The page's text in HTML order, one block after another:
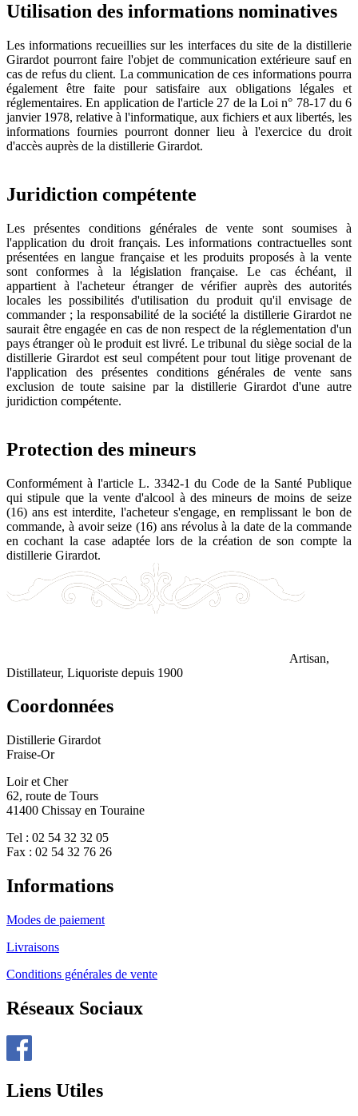
Utilisation des informations nominatives
Les informations recueillies sur les interfaces du site de la distillerie
Girardot pourront faire l'objet de communication extérieure sauf en
cas de refus du client. La communication de ces informations pourra
également être faite pour satisfaire aux obligations légales et
réglementaires. En application de l'article 27 de la Loi n° 78-17 du 6
janvier 1978, relative à l'informatique, aux fichiers et aux libertés, les
informations fournies pourront donner lieu à l'exercice du droit
d'accès auprès de la distillerie Girardot.
Juridiction compétente
Les présentes conditions générales de vente sont soumises à
l'application du droit français. Les informations contractuelles sont
présentées en langue française et les produits proposés à la vente
sont conformes à la législation française. Le cas échéant, il
appartient à l'acheteur étranger de vérifier auprès des autorités
locales les possibilités d'utilisation du produit qu'il envisage de
commander ; la responsabilité de la société la distillerie Girardot ne
saurait être engagée en cas de non respect de la réglementation d'un
pays étranger où le produit est livré. Le tribunal du siège social de la
distillerie Girardot est seul compétent pour tout litige provenant de
l'application des présentes conditions générales de vente sans
exclusion de toute saisine par la distillerie Girardot d'une autre
juridiction compétente.
Protection des mineurs
Conformément à l'article L. 3342-1 du Code de la Santé Publique
qui stipule que la vente d'alcool à des mineurs de moins de seize
(16) ans est interdite, l'acheteur s'engage, en remplissant le bon de
commande, à avoir seize (16) ans révolus à la date de la commande
en cochant la case adaptée lors de la création de son compte la
distillerie Girardot.
Artisan,
Distillateur, Liquoriste depuis 1900
Coordonnées
Distillerie Girardot
Fraise-Or
Loir et Cher
62, route de Tours
41400 Chissay en Touraine
Tel : 02 54 32 32 05
Fax : 02 54 32 76 26
Informations
Modes de paiement
Livraisons
Conditions générales de vente
Réseaux Sociaux
Liens Utiles